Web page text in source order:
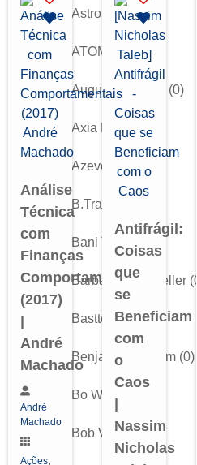
AstroFX(0)
ATOM 0)
Augusto Beckes (0)
Axia Futures(0
Azevedo(0)
B.Trader
Bani Trader
Barbara Rockefeller (0
Bastter (0)
Benjamin Graham (0)
Bo Williams
Bob Volman(0)
Análise
Técnica
com
Finanças
Comportamentais
(2017)
|
André
Machado
André
Machado
Ações,
Antifrágil:
Coisas
que
se
Beneficiam
com
o
Caos
|
Nassim
Nicholas